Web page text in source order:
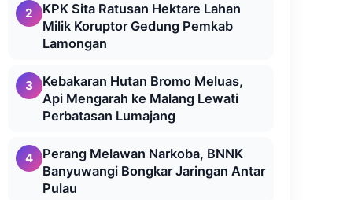
2
KPK Sita Ratusan Hektare Lahan
Milik Koruptor Gedung Pemkab
Lamongan
3
Kebakaran Hutan Bromo Meluas,
Api Mengarah ke Malang Lewati
Perbatasan Lumajang
4
Perang Melawan Narkoba, BNNK
Banyuwangi Bongkar Jaringan Antar
Pulau